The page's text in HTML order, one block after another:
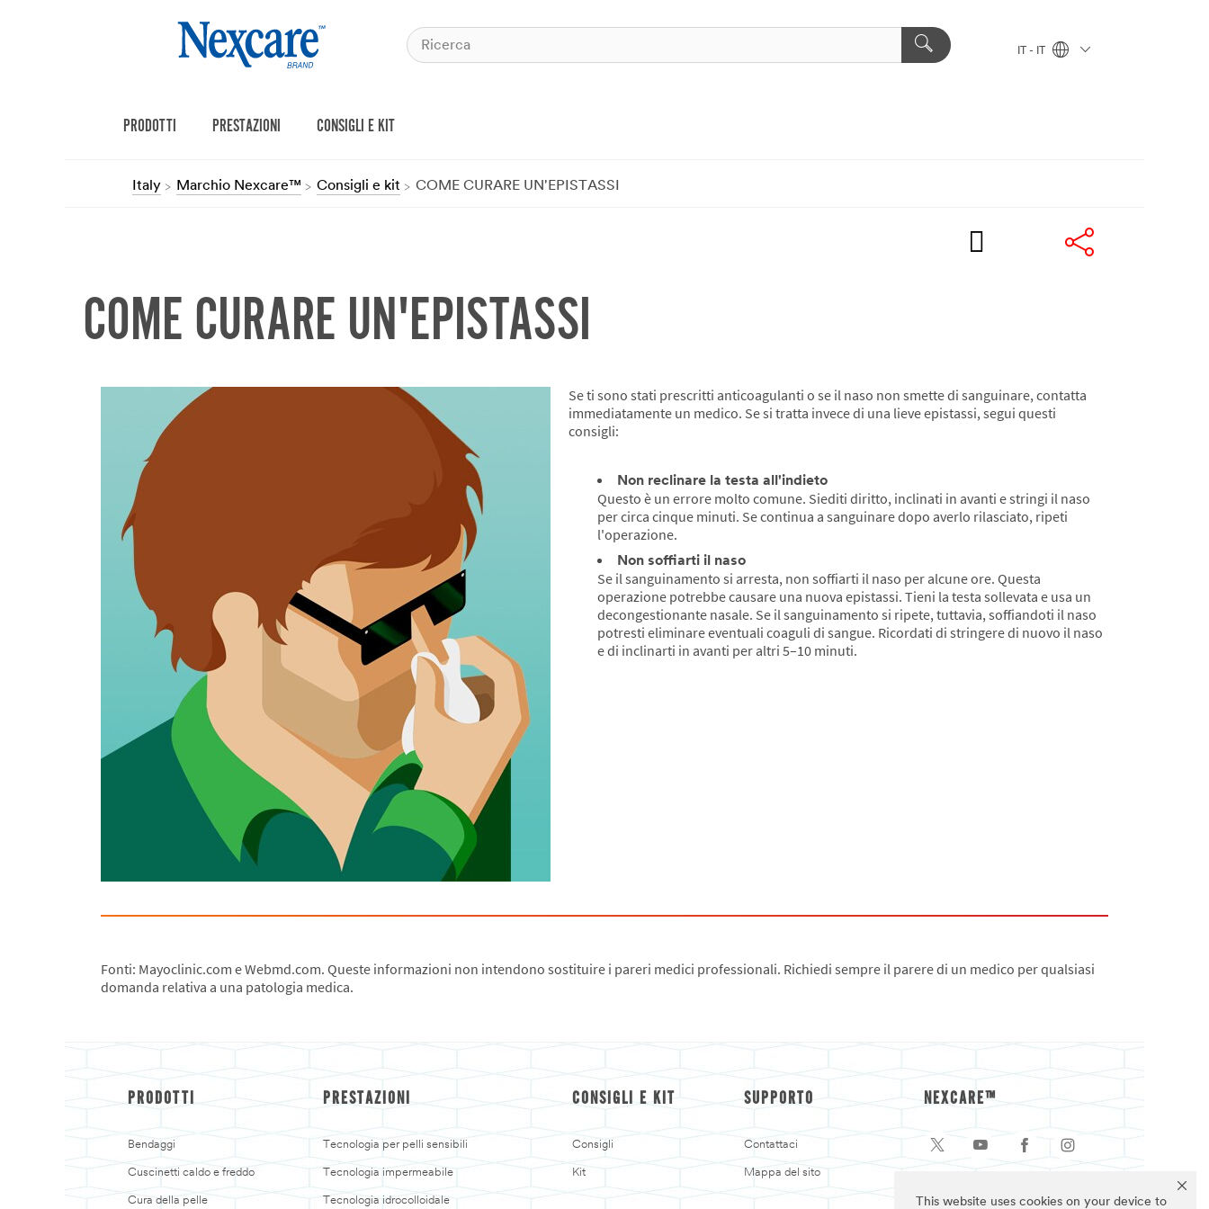
This website uses cookies on your device to
IT - IT
PRODOTTI PRESTAZIONI CONSIGLI E KIT
Italy Marchio Nexcare™ Consigli e kit COME CURARE UN'EPISTASSI
COME CURARE UN'EPISTASSI
Se ti sono stati prescritti anticoagulanti o se il naso non smette di sanguinare, contatta
immediatamente un medico. Se si tratta invece di una lieve epistassi, segui questi
consigli:
Non reclinare la testa all'indieto
Questo è un errore molto comune. Siediti diritto, inclinati in avanti e stringi il naso
per circa cinque minuti. Se continua a sanguinare dopo averlo rilasciato, ripeti
l'operazione.
Non soffiarti il naso
Se il sanguinamento si arresta, non soffiarti il naso per alcune ore. Questa
operazione potrebbe causare una nuova epistassi. Tieni la testa sollevata e usa un
decongestionante nasale. Se il sanguinamento si ripete, tuttavia, soffiandoti il naso
potresti eliminare eventuali coaguli di sangue. Ricordati di stringere di nuovo il naso
e di inclinarti in avanti per altri 5–10 minuti.
Fonti: Mayoclinic.com e Webmd.com. Queste informazioni non intendono sostituire i pareri medici professionali. Richiedi sempre il parere di un medico per qualsiasi
domanda relativa a una patologia medica.
PRODOTTI
Bendaggi
Cuscinetti caldo e freddo
Cura della pelle
PRESTAZIONI
Tecnologia per pelli sensibili
Tecnologia impermeabile
Tecnologia idrocolloidale
CONSIGLI E KIT
Consigli
Kit
SUPPORTO
Contattaci
Mappa del sito
NEXCARE™